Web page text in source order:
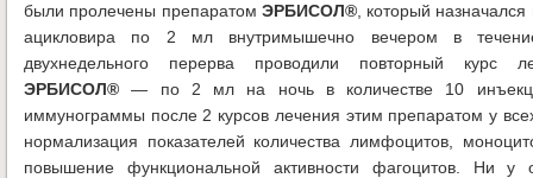
были пролечены препаратом ЭРБИСОЛ®, который
ацикловира по 2 мл внутримышечно вечером в
двухнедельного перерва проводили повторный курс
ЭРБИСОЛ®— по 2 мл на ночь в количестве 10
иммунограммы после 2 курсов лечения этим препаратом у
нормализация показателей количества лимфоцитов,
повышение функциональной активности фагоцитов. Ни у